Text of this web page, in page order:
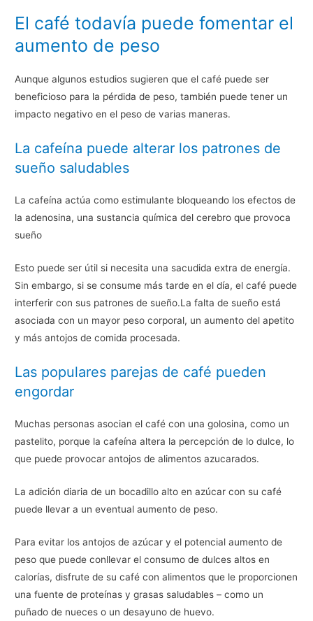
El café todavía puede fomentar el
aumento de peso
Aunque algunos estudios sugieren que el café puede ser
beneficioso para la pérdida de peso, también puede tener un
impacto negativo en el peso de varias maneras.
La cafeína puede alterar los patrones de
sueño saludables
La cafeína actúa como estimulante bloqueando los efectos de
la adenosina, una sustancia química del cerebro que provoca
sueño
Esto puede ser útil si necesita una sacudida extra de energía.
Sin embargo, si se consume más tarde en el día, el café puede
interferir con sus patrones de sueño.La falta de sueño está
asociada con un mayor peso corporal, un aumento del apetito
y más antojos de comida procesada.
Las populares parejas de café pueden
engordar
Muchas personas asocian el café con una golosina, como un
pastelito, porque la cafeína altera la percepción de lo dulce, lo
que puede provocar antojos de alimentos azucarados.
La adición diaria de un bocadillo alto en azúcar con su café
puede llevar a un eventual aumento de peso.
Para evitar los antojos de azúcar y el potencial aumento de
peso que puede conllevar el consumo de dulces altos en
calorías, disfrute de su café con alimentos que le proporcionen
una fuente de proteínas y grasas saludables – como un
puñado de nueces o un desayuno de huevo.